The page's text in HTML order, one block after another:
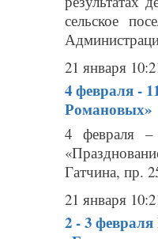
сельское
21 января
4 февраля -
Романовых»
4 февраля
Гатчина, пр.
21 января
2 - 3 февраля